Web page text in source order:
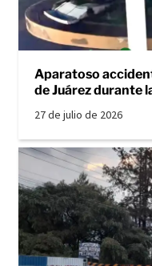
Aparatoso
de Juárez durante
27 de julio de 2026